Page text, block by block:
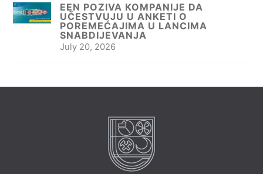
EEN POZIVA KOMPANIJE DA
UČESTVUJU U ANKETI O
POREMEĆAJIMA U LANCIMA
SNABDIJEVANJA
July 20, 2026